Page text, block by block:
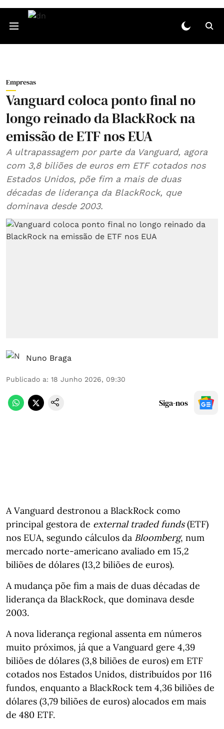
Empresas
Vanguard coloca ponto final no
longo reinado da BlackRock na
emissão de ETF nos EUA
A ultrapassagem por parte da Vanguard, agora
com 3,8 biliões de euros em ETF cotados nos
Estados Unidos, põe fim a mais de duas
décadas de liderança da BlackRock, que
dominava desde 2003.
Nuno Braga
Publicado a: 18 Junho 2026, 09:30
Siga-nos
A Vanguard destronou a BlackRock como
principal gestora de external traded funds(ETF)
nos EUA, segundo cálculos da Bloomberg, num
mercado norte‑americano avaliado em 15,2
biliões de dólares (13,2 biliões de euros).
A mudança põe fim a mais de duas décadas de
liderança da BlackRock, que dominava desde
2003.
A nova liderança regional assenta em números
muito próximos, já que a Vanguard gere 4,39
biliões de dólares (3,8 biliões de euros) em ETF
cotados nos Estados Unidos, distribuídos por 116
fundos, enquanto a BlackRock tem 4,36 biliões de
dólares (3,79 biliões de euros) alocados em mais
de 480 ETF.